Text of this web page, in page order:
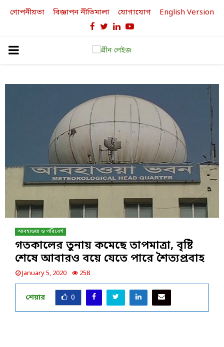
গোপনীয়তা বিজ্ঞাপন নীতিমালা যোগাযোগ English Version
Facebook
TwitterLinkedinYoutube
PRIMARY
আবহাওয়া ও পরিবেশ
গতকালের তুনায় কমেছে তাপমাত্রা, বৃষ্টি
শেষে আবারও বয়ে যেতে পারে শৈত্যপ্রবাহ
January 5, 2020 258
শেয়ার 0